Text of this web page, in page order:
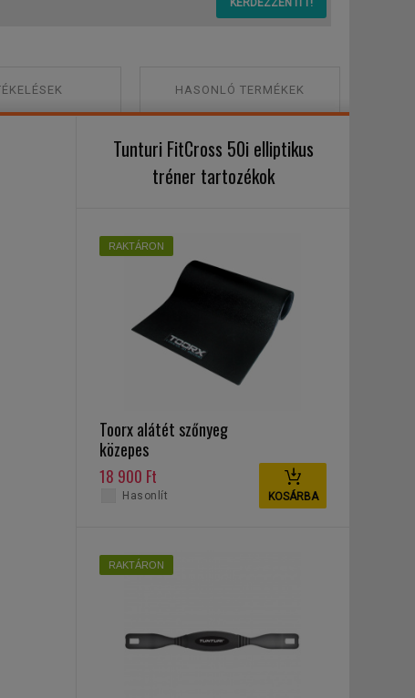
KÉRDEZZEN ITT!
HASONLÓ TERMÉKEK
Tunturi FitCross 50i elliptikus
tréner tartozékok
RAKTÁRON
Toorx alátét szőnyeg
közepes
18 900 Ft
KOSÁRBA
Hasonlít
RAKTÁRON